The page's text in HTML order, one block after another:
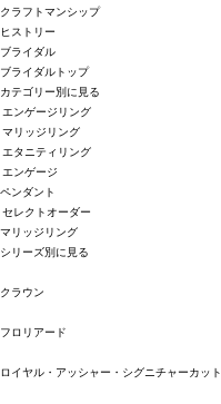
クラフトマンシップ
ヒストリー
ブライダル
ブライダルトップ
カテゴリー別に見る
エンゲージリング
マリッジリング
エタニティリング
エンゲージ
ペンダント
セレクトオーダー
マリッジリング
シリーズ別に見る
クラウン
フロリアード
ロイヤル・アッシャー・シグニチャーカット